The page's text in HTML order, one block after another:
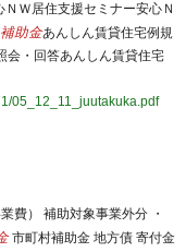
Ｗ居住支援セミナー安心Ｎ
助金あんしん賃貸住宅例規
会・回答あんしん賃貸住宅
05_12_11_juutakuka.pdf
費） 補助対象事業外分 ・
市町村補助金 地方債 寄付金